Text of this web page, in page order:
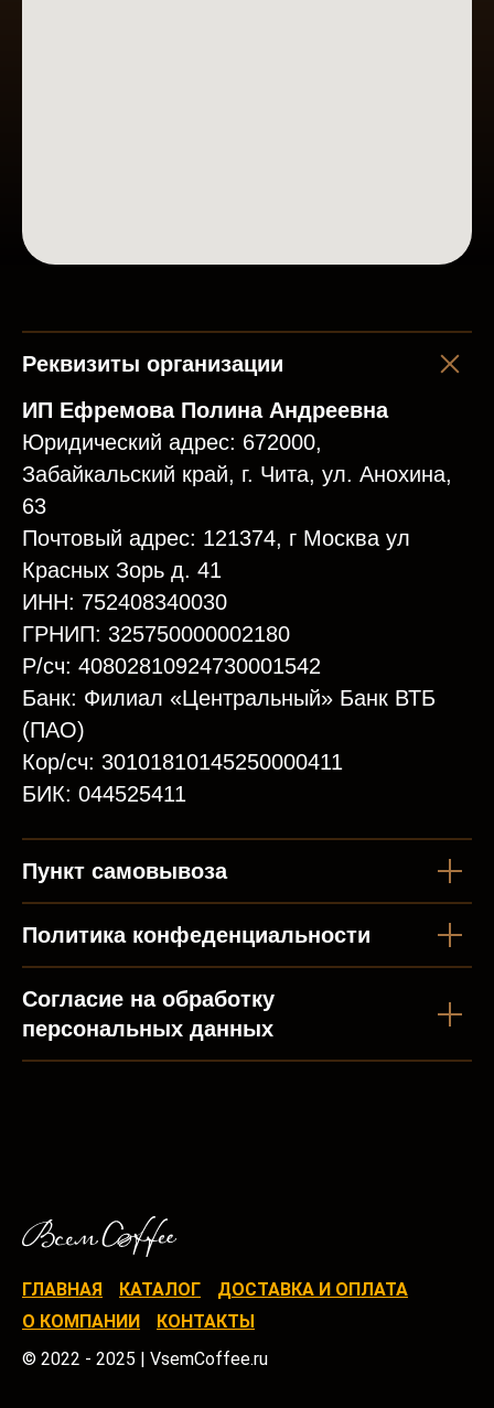
Реквизиты организации
ИП Ефремова Полина Андреевна
Юридический адрес: 672000,
Забайкальский край, г. Чита, ул. Анохина,
63
Почтовый адрес: 121374, г Москва ул
Красных Зорь д. 41
ИНН: 752408340030
ГРНИП: 325750000002180
Р/сч: 40802810924730001542
Банк: Филиал «Центральный» Банк ВТБ
(ПАО)
Кор/сч: 30101810145250000411
БИК: 044525411
Пункт самовывоза
Политика конфеденциальности
Согласие на обработку
персональных данных
ГЛАВНАЯ КАТАЛОГ
ДОСТАВКА И ОПЛАТА
О КОМПАНИИ
КОНТАКТЫ
© 2022 - 2025 | VsemCoffee.ru